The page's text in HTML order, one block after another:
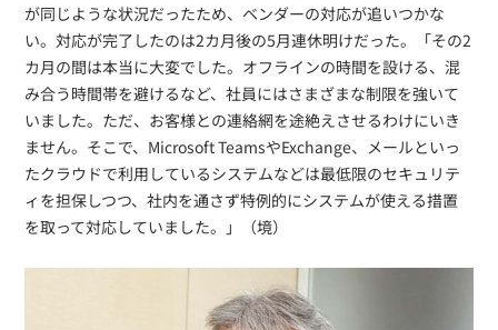
が同じような状況だったため、ベンダーの対応が追いつかな
い。対応が完了したのは2カ月後の5月連休明けだった。「その2
カ月の間は本当に大変でした。オフラインの時間を設ける、混
み合う時間帯を避けるなど、社員にはさまざまな制限を強いて
いました。ただ、お客様との連絡網を途絶えさせるわけにいき
ません。そこで、Microsoft TeamsやExchange、メールといっ
たクラウドで利用しているシステムなどは最低限のセキュリテ
ィを担保しつつ、社内を通さず特例的にシステムが使える措置
を取って対応していました。」（境）